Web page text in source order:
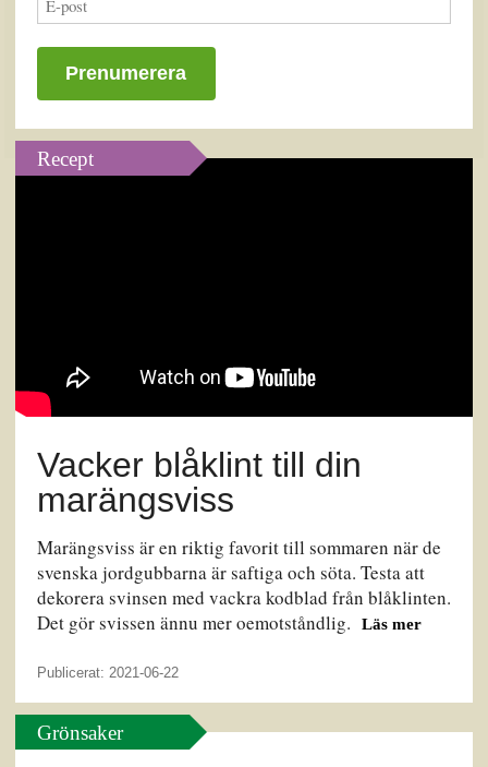
Recept
Vacker blåklint till din
marängsviss
Marängsviss är en riktig favorit till sommaren när de
svenska jordgubbarna är saftiga och söta. Testa att
dekorera svinsen med vackra kodblad från blåklinten.
Det gör svissen ännu mer oemotståndlig.
Läs mer
Publicerat: 2021-06-22
Grönsaker